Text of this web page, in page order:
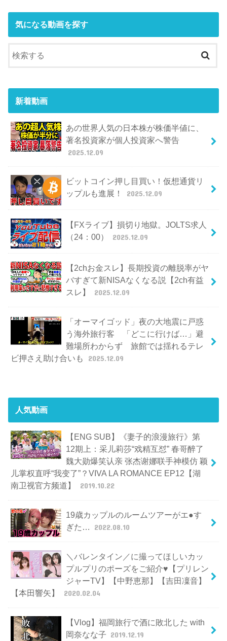
気になる動画を探す
新着動画
あの世界人気の日本株が株価半値に、
著名投資家が個人投資家へ警告
2025.12.09
ビットコイン押し目買い！仮想通貨リ
ップルも進展！
2025.12.09
【FXライブ】損切り地獄。JOLTS求人
（24：00）
2025.12.09
【2chお金スレ】長期投資の離脱率がヤ
バすぎて新NISAなくなる説【2ch有益
スレ】
2025.12.09
「オーマイゴッド」夜の大地震に戸惑
う海外旅行客 「どこに行けば…」避
難場所わからず 旅館では揺れるテレ
ビ押さえ助け合いも
2025.12.09
人気動画
【ENG SUB】《妻子的浪漫旅行》第
12期上：采儿莉莎“戏精互怼” 春哥醉了
魏大勋爆笑认亲 张杰谢娜联手神模仿 颖
儿掌权直呼“我变了”？VIVA LA ROMANCE EP12【湖
南卫视官方频道】
2019.10.22
19歳カップルのルームツアーがエ●す
ぎた…
2022.08.10
＼バレンタイン／に撮ってほしいカッ
プルプリのポーズをご紹介♥【プリレン
ジャーTV】【中野恵那】【吉田凜音】
【本田響矢】
2020.02.04
【Vlog】福岡旅行で酒に敗北した with
岡奈なな子 2019.12.19